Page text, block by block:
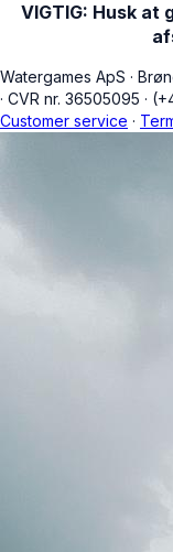
VIGTIG: Husk at
Watergames ApS ·
· CVR nr. 36505095 ·
Customer service ·